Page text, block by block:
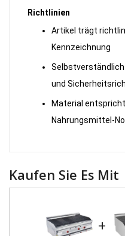
Richtlinien
Artikel trägt
Kennzeichnung
Selbstverständlich
und
Material
Nahrungsmittel-
Kaufen Sie Es Mit
+